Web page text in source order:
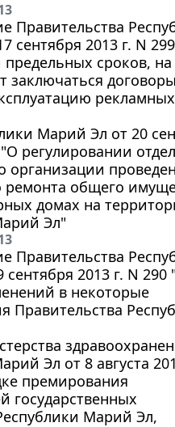
Правительства
сентября 2013 г. N
предельных сроков, на
заключаться
рекламных
Марий Эл от 20
регулировании
организации
ремонта общего
домах на
Эл"
Правительства
2013 г. N 290
в некоторые
Правительства
Эл от 8 августа
премирования
государственных
Марий Эл,